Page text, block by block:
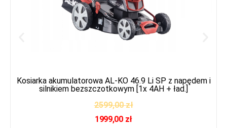
Kosiarka akumulatorowa AL-KO 46.9 Li SP z napędem i
silnikiem bezszczotkowym [1x 4AH + ład.]
2599,00zł
1999,00 zł